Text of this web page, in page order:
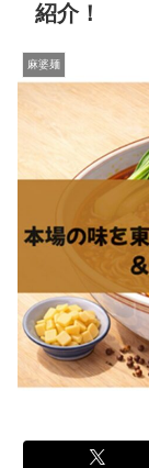
紹介！
麻婆麺